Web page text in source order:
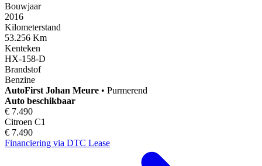
Bouwjaar
2016
Kilometerstand
53.256 Km
Kenteken
HX-158-D
Brandstof
Benzine
AutoFirst Johan Meure • Purmerend
Auto beschikbaar
€ 7.490
Citroen C1
€ 7.490
Financiering via DTC Lease